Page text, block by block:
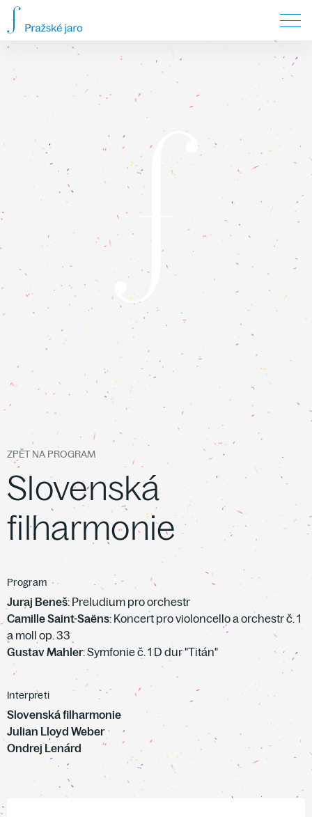
ZPĚT NA PROGRAM
Slovenská
filharmonie
Program
Juraj Beneš: Preludium pro orchestr
Camille Saint-Saëns: Koncert pro violoncello a orchestr č. 1
a moll op. 33
Gustav Mahler: Symfonie č. 1 D dur "Titán"
Interpreti
Slovenská filharmonie
Julian Lloyd Weber
Ondrej Lenárd